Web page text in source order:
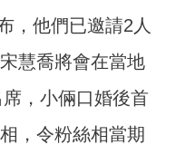
，他們已邀請2人
慧喬將會在當地
，小倆口婚後首
，令粉絲相當期